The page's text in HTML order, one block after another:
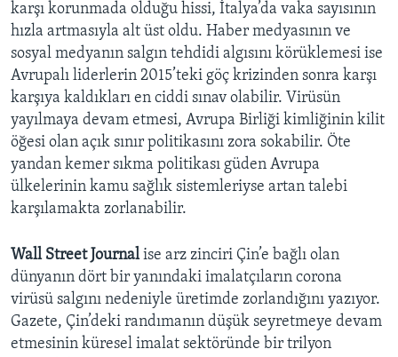
karşı korunmada olduğu hissi, İtalya’da vaka sayısının
hızla artmasıyla alt üst oldu. Haber medyasının ve
sosyal medyanın salgın tehdidi algısını körüklemesi ise
Avrupalı liderlerin 2015’teki göç krizinden sonra karşı
karşıya kaldıkları en ciddi sınav olabilir. Virüsün
yayılmaya devam etmesi, Avrupa Birliği kimliğinin kilit
öğesi olan açık sınır politikasını zora sokabilir. Öte
yandan kemer sıkma politikası güden Avrupa
ülkelerinin kamu sağlık sistemleriyse artan talebi
karşılamakta zorlanabilir.
Wall Street Journalise arz zinciri Çin’e bağlı olan
dünyanın dört bir yanındaki imalatçıların corona
virüsü salgını nedeniyle üretimde zorlandığını yazıyor.
Gazete, Çin’deki randımanın düşük seyretmeye devam
etmesinin küresel imalat sektöründe bir trilyon